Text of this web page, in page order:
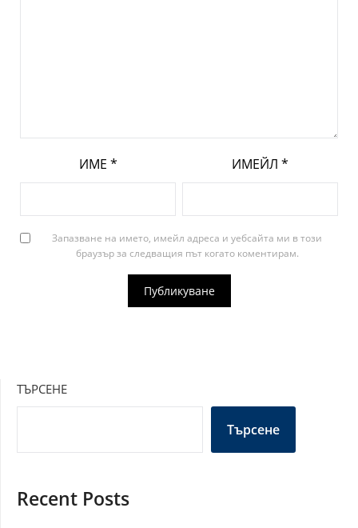
ИМЕ * ИМЕЙЛ *
Запазване на името, имейл адреса и уебсайта ми в този
браузър за следващия път когато коментирам.
ТЪРСЕНЕ
Търсене
Recent Posts